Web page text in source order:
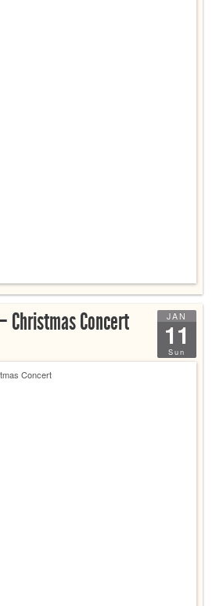
JAN
11
Sun
Christmas Concert